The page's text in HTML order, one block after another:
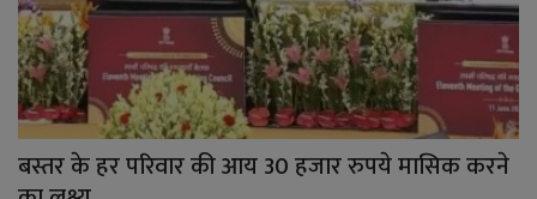
बस्तर के हर परिवार की आय 30 हजार रुपये मासिक करने